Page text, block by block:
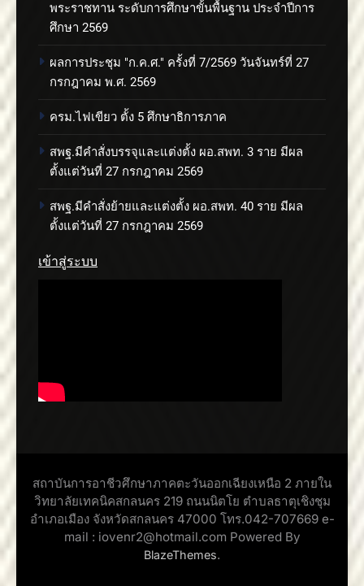
พระราชทาน ระดับการศึกษาขั้นพื้นฐาน ประจำปีการ
ศึกษา 2569
ผลการประชุม "ก.ค.ศ." ครั้งที่ 7/2569 วันจันทร์ที่ 27
กรกฎาคม พ.ศ. 2569
ครม.ไฟเขียว ตั้ง 5 ศึกษาธิการภาค
สพฐ.มีคำสั่งบรรจุและแต่งตั้ง ผอ.สพท. 3 ราย มีผล
ตั้งแต่วันที่ 27 กรกฎาคม 2569
สพฐ.มีคำสั่งย้ายและแต่งตั้ง ผอ.สพท. 40 ราย มีผล
ตั้งแต่วันที่ 27 กรกฎาคม 2569
เข้าสู่ระบบ
สถาบันการอาชีวศึกษาภาคตะวันออกเฉียงเหนือ 2 ภายใน
วิทยาลัยเทคนิคสกลนคร 219 ถนนนิตโย ตำบลธาตุเชิงชุม
อำเภอเมือง จังหวัดสกลนคร 47000 โทร.042-707669 e-
mail : iovenr2@hotmail.com Powered By
BlazeThemes.